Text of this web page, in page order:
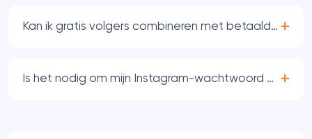
Kan ik gratis volgers combineren met betaalde
Is het nodig om mijn Instagram-wachtwoord op te